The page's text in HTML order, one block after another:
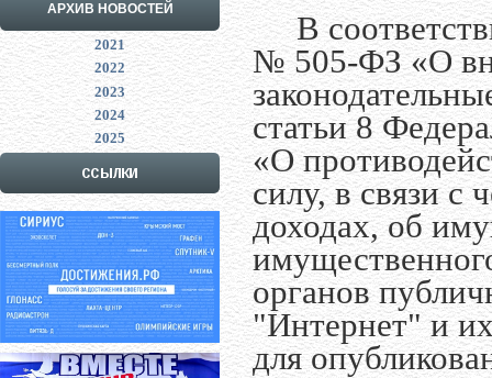
АРХИВ НОВОСТЕЙ
2021
2022
2023
2024
2025
В
№ 505-ФЗ «О
статьи 8
«О
силу, в связи с
доходах, об
органов
"Интернет" и
для